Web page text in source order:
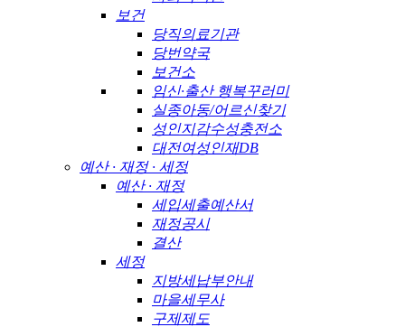
보건
당직의료기관
당번약국
보건소
임신·출산 행복꾸러미
실종아동/어르신찾기
성인지감수성충전소
대전여성인재DB
예산 · 재정 · 세정
예산 · 재정
세입세출예산서
재정공시
결산
세정
지방세납부안내
마을세무사
구제제도